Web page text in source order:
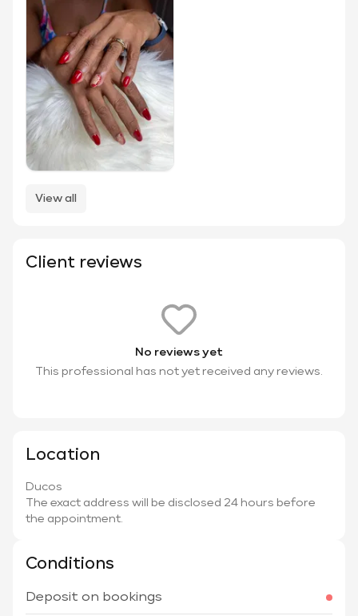
View all
Client reviews
No reviews yet
This professional has not yet received any reviews.
Location
Ducos
The exact address will be disclosed 24 hours before
the appointment.
Conditions
Deposit on bookings